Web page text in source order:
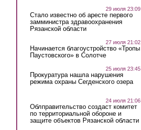
29 июля 23:09
Стало известно об аресте первого
замминистра здравоохранения
Рязанской области
27 июля 21:02
Начинается благоустройство «Тропы
Паустовского» в Солотче
25 июля 23:45
Прокуратура нашла нарушения
режима охраны Сегденского озера
24 июля 21:06
Облправительство создаст комитет
по территориальной обороне и
защите объектов Рязанской области